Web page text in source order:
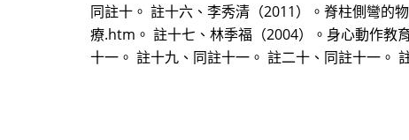
同註十。 註十六、李秀清（2011）。脊柱側彎
療.htm。 註十七、林季福（2004）。身心動作教
十一。 註十九、同註十一。 註二十、同註十一。